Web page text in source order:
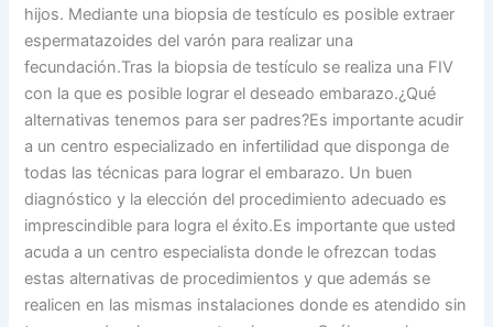
hijos. Mediante una biopsia de testículo es posible extraer
espermatazoides del varón para realizar una
fecundación.Tras la biopsia de testículo se realiza una FIV
con la que es posible lograr el deseado embarazo.¿Qué
alternativas tenemos para ser padres?Es importante acudir
a un centro especializado en infertilidad que disponga de
todas las técnicas para lograr el embarazo. Un buen
diagnóstico y la elección del procedimiento adecuado es
imprescindible para logra el éxito.Es importante que usted
acuda a un centro especialista donde le ofrezcan todas
estas alternativas de procedimientos y que además se
realicen en las mismas instalaciones donde es atendido sin